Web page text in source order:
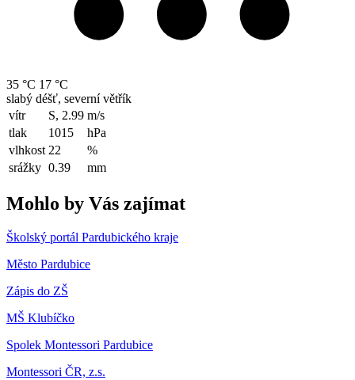
35 °C 17 °C
slabý déšť, severní větřík
vítr
S, 2.99 m/s
tlak
1015
hPa
vlhkost 22
%
srážky 0.39 mm
Mohlo by Vás zajímat
Školský portál Pardubického kraje
Město Pardubice
Zápis do ZŠ
MŠ Klubíčko
Spolek Montessori Pardubice
Montessori ČR, z.s.